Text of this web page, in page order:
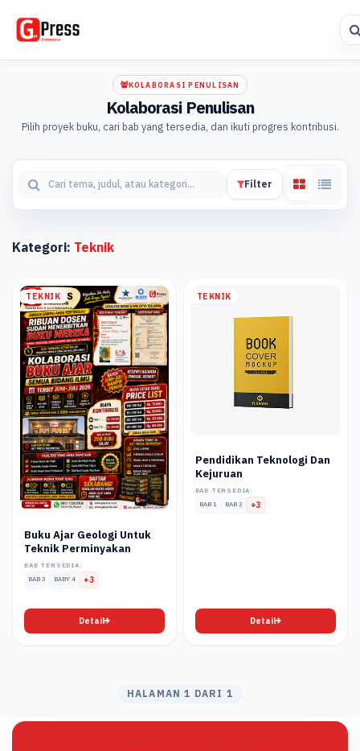
KOLABORASI PENULISAN
Kolaborasi Penulisan
Pilih proyek buku, cari bab yang tersedia, dan ikuti progres kontribusi.
Filter
Kategori: Teknik
TEKNIK
Buku Ajar Geologi Untuk
Teknik Perminyakan
BAB TERSEDIA:
BAB 3
BABY 4 +3
Detail
TEKNIK
Pendidikan Teknologi Dan
Kejuruan
BAB TERSEDIA:
BAB 1
BAB 2 +3
Detail
HALAMAN 1 DARI 1